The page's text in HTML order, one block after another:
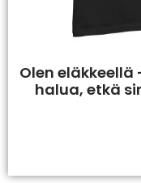
Olen eläkkeellä
halua, etkä